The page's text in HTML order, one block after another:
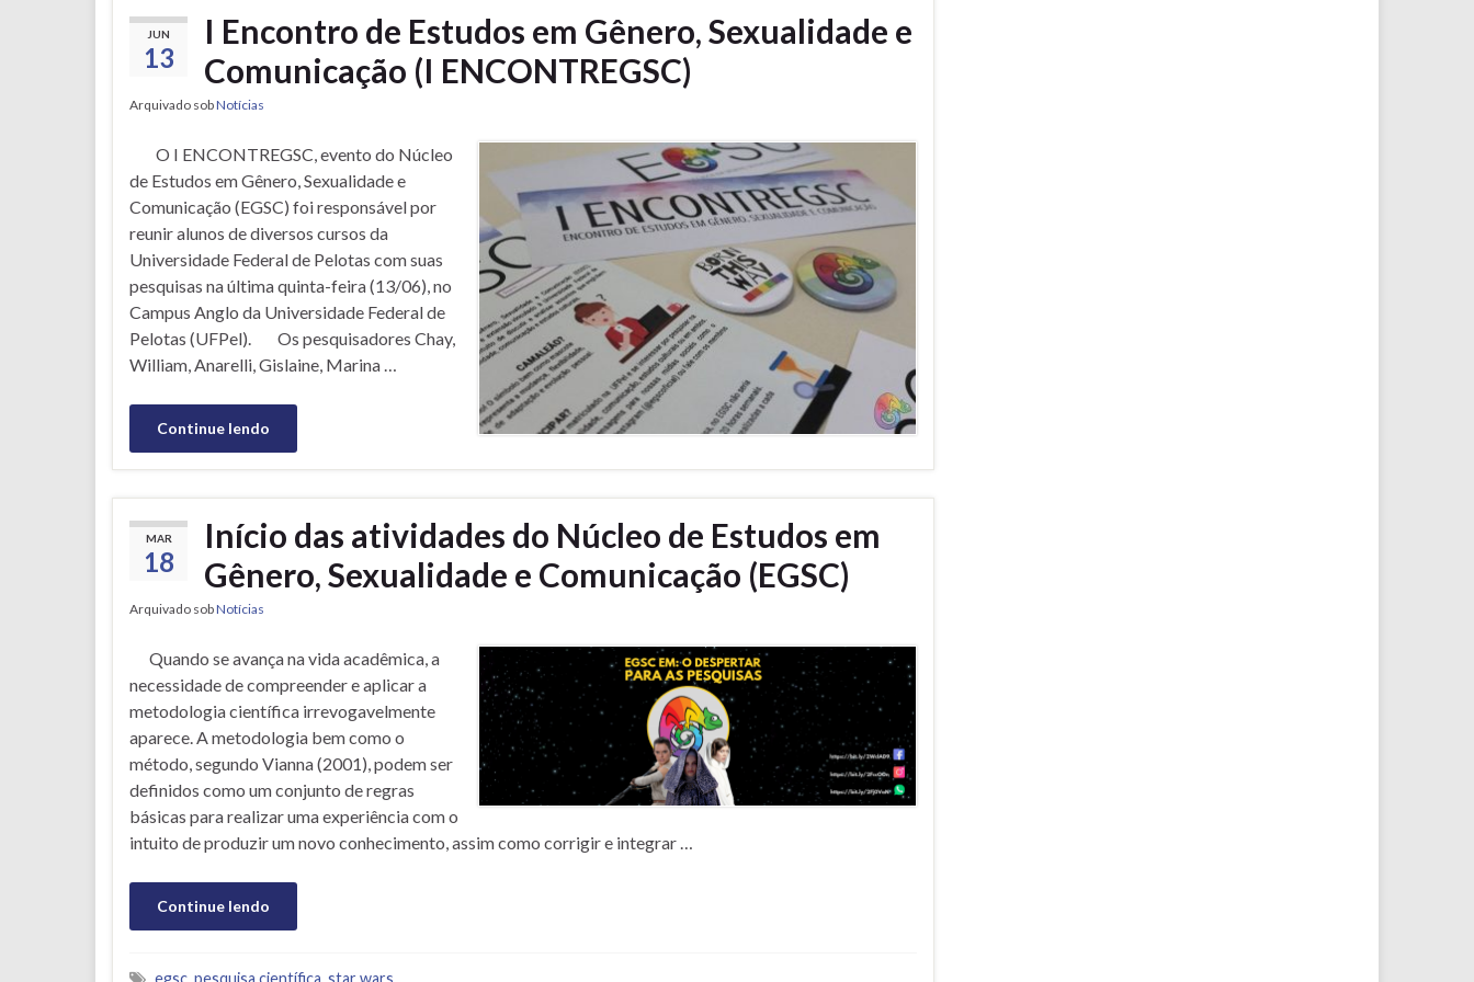
JUN
13
I Encontro de Estudos em Gênero, Sexualidade e
Comunicação (I ENCONTREGSC)
Arquivado sobNotícias
O I ENCONTREGSC, evento do Núcleo
de Estudos em Gênero, Sexualidade e
Comunicação (EGSC) foi responsável por
reunir alunos de diversos cursos da
Universidade Federal de Pelotas com suas
pesquisas na última quinta-feira (13/06), no
Campus Anglo da Universidade Federal de
Pelotas (UFPel). Os pesquisadores Chay,
William, Anarelli, Gislaine, Marina …
Continue lendo
MAR
18
Início das atividades do Núcleo de Estudos em
Gênero, Sexualidade e Comunicação (EGSC)
Arquivado sobNotícias
Quando se avança na vida acadêmica, a
necessidade de compreender e aplicar a
metodologia científica irrevogavelmente
aparece. A metodologia bem como o
método, segundo Vianna (2001), podem ser
definidos como um conjunto de regras
básicas para realizar uma experiência com o
intuito de produzir um novo conhecimento, assim como corrigir e integrar …
Continue lendo
egsc pesquisa científica star wars